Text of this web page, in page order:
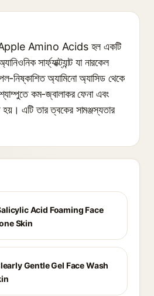
Amino Acids হল একটি
সার্ফ্যাক্ট্যান্ট যা নারকেল
নিষ্কাশিত অ্যামিনো অ্যাসিড থেকে
কম-জ্বালাকর ফেনা এবং
এটি তার ত্বকের সামঞ্জস্যতার
Acid Foaming Face
Skin
Gentle Gel Face Wash